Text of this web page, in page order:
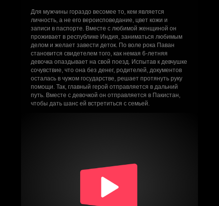
Для мужчины гораздо весомее то, кем является
личность, а не его вероисповедание, цвет кожи и
записи в паспорте. Вместе с любимой женщиной он
проживает в республике Индия, заниматься любимым
делом и желает завести деток. По воле рока Паван
становится свидетелем того, как немая 6-летняя
девочка опаздывает на свой поезд. Испытав к девчушке
сочувствие, что она без денег, родителей, документов
осталась в чужом государстве, решает протянуть руку
помощи. Так, главный герой отправляется в дальний
путь. Вместе с девочкой он отправляется в Пакистан,
чтобы дать шанс ей встретиться с семьей.